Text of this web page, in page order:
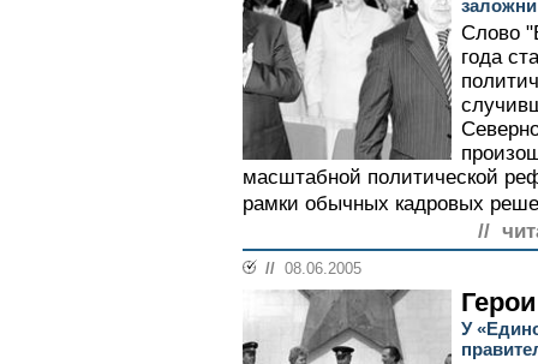
Слово
года
масштабной политической
рамки обычных кадровых
//
// 08.06.2005
У